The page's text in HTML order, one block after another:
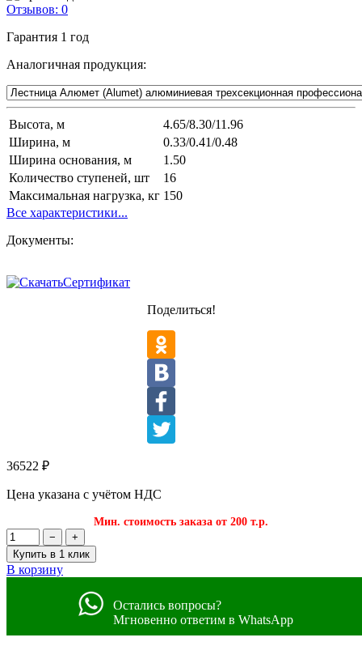
Отзывов: 0
Гарантия 1 год
Аналогичная продукция:
Высота, м
4.65/8.30/11.96
Ширина, м
0.33/0.41/0.48
Ширина основания, м
1.50
Количество ступеней, шт
16
Максимальная нагрузка, кг 150
Все характеристики...
Документы:
Сертификат
Поделиться!
36522 ₽
Цена указана с учётом НДС
Мин. стоимость заказа от 200 т.р.
−
+
Купить в 1 клик
В корзину
Остались вопросы?
Мгновенно ответим в WhatsApp